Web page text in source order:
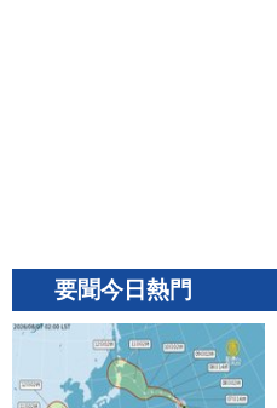
要聞今日熱門